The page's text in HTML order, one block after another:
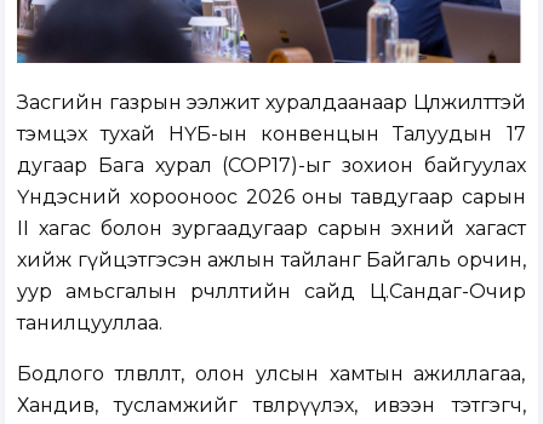
Засгийн газрын ээлжит хуралдаанаар Цөлжилттэй
тэмцэх тухай НҮБ-ын конвенцын Талуудын 17
дугаар Бага хурал (COP17)-ыг зохион байгуулах
Үндэсний хорооноос 2026 оны тавдугаар сарын
II хагас болон зургаадугаар сарын эхний хагаст
хийж гүйцэтгэсэн ажлын тайланг Байгаль орчин,
уур амьсгалын өөрчлөлтийн сайд Ц.Сандаг-Очир
танилцууллаа.
Бодлого төлөвлөлт, олон улсын хамтын ажиллагаа,
Хандив, тусламжийг төвлөрүүлэх, ивээн тэтгэгч,